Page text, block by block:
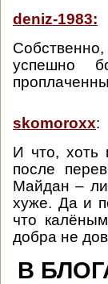
deniz-1983:
успешно
skomoroxx:
И что, хоть
после
Майдан –
хуже. Да и
что
добра не
В